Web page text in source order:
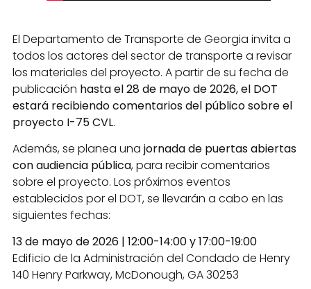
El Departamento de Transporte de Georgia invita a
todos los actores del sector de transporte a revisar
los materiales del proyecto. A partir de su fecha de
publicación hasta el 28 de mayo de 2026, el DOT
estará recibiendo comentarios del público sobre el
proyecto I-75 CVL.
Además, se planea una jornada de puertas abiertas
con audiencia pública, para recibir comentarios
sobre el proyecto. Los próximos eventos
establecidos por el DOT, se llevarán a cabo en las
siguientes fechas:
13 de mayo de 2026 | 12:00-14:00 y 17:00-19:00
Edificio de la Administración del Condado de Henry
140 Henry Parkway, McDonough, GA 30253